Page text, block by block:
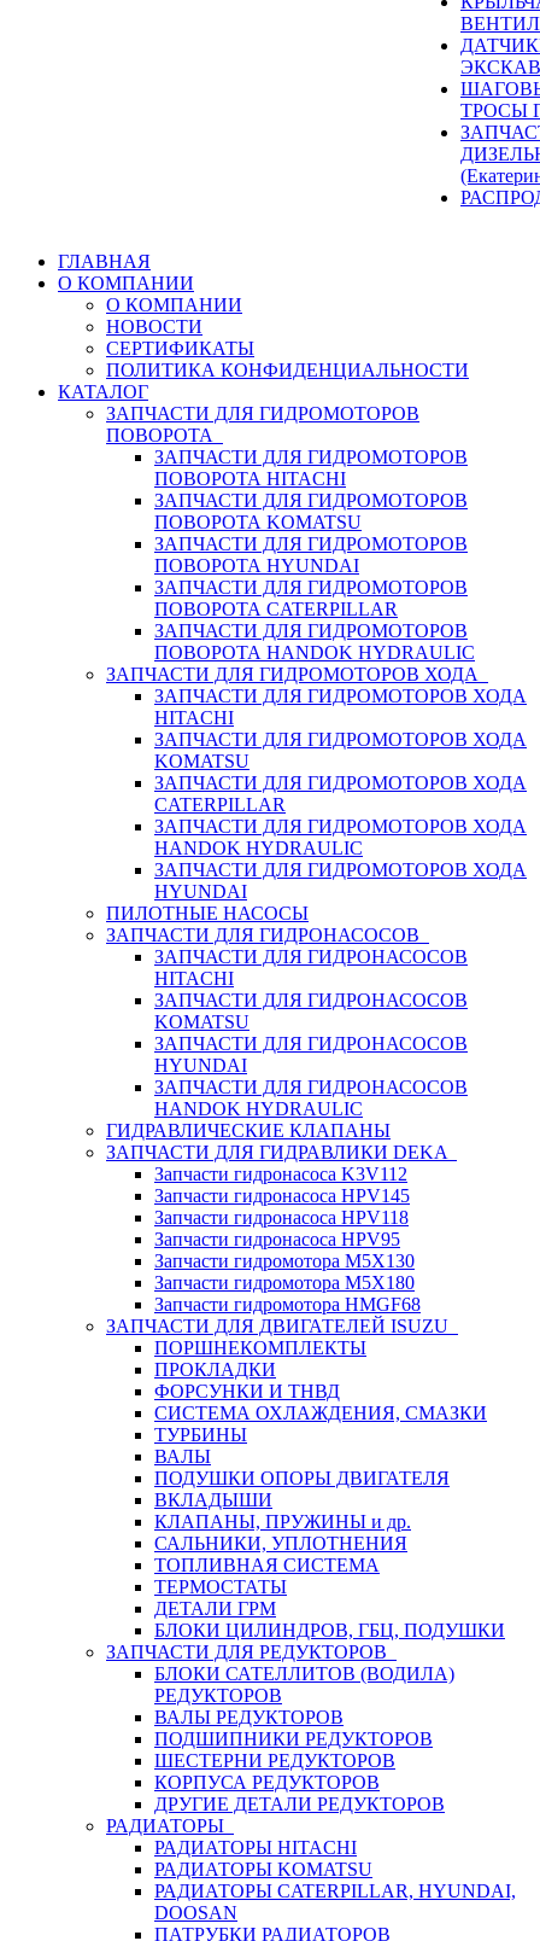
ТРОСЫ
ГЛАВНАЯ
О КОМПАНИИ
О КОМПАНИИ
НОВОСТИ
СЕРТИФИКАТЫ
ПОЛИТИКА КОНФИДЕНЦИАЛЬНОСТИ
КАТАЛОГ
ЗАПЧАСТИ ДЛЯ ГИДРОМОТОРОВ
ПОВОРОТА
ЗАПЧАСТИ ДЛЯ ГИДРОМОТОРОВ
ПОВОРОТА HITACHI
ЗАПЧАСТИ ДЛЯ ГИДРОМОТОРОВ
ПОВОРОТА KOMATSU
ЗАПЧАСТИ ДЛЯ ГИДРОМОТОРОВ
ПОВОРОТА HYUNDAI
ЗАПЧАСТИ ДЛЯ ГИДРОМОТОРОВ
ПОВОРОТА CATERPILLAR
ЗАПЧАСТИ ДЛЯ ГИДРОМОТОРОВ
ПОВОРОТА HANDOK HYDRAULIC
ЗАПЧАСТИ ДЛЯ ГИДРОМОТОРОВ ХОДА
ЗАПЧАСТИ ДЛЯ ГИДРОМОТОРОВ ХОДА
HITACHI
ЗАПЧАСТИ ДЛЯ ГИДРОМОТОРОВ ХОДА
KOMATSU
ЗАПЧАСТИ ДЛЯ ГИДРОМОТОРОВ ХОДА
CATERPILLAR
ЗАПЧАСТИ ДЛЯ ГИДРОМОТОРОВ ХОДА
HANDOK HYDRAULIC
ЗАПЧАСТИ ДЛЯ ГИДРОМОТОРОВ ХОДА
HYUNDAI
ПИЛОТНЫЕ НАСОСЫ
ЗАПЧАСТИ ДЛЯ ГИДРОНАСОСОВ
ЗАПЧАСТИ ДЛЯ ГИДРОНАСОСОВ
HITACHI
ЗАПЧАСТИ ДЛЯ ГИДРОНАСОСОВ
KOMATSU
ЗАПЧАСТИ ДЛЯ ГИДРОНАСОСОВ
HYUNDAI
ЗАПЧАСТИ ДЛЯ ГИДРОНАСОСОВ
HANDOK HYDRAULIC
ГИДРАВЛИЧЕСКИЕ КЛАПАНЫ
ЗАПЧАСТИ ДЛЯ ГИДРАВЛИКИ DEKA
Запчасти гидронасоса K3V112
Запчасти гидронасоса HPV145
Запчасти гидронасоса HPV118
Запчасти гидронасоса HPV95
Запчасти гидромотора M5X130
Запчасти гидромотора M5X180
Запчасти гидромотора HMGF68
ЗАПЧАСТИ ДЛЯ ДВИГАТЕЛЕЙ ISUZU
ПОРШНЕКОМПЛЕКТЫ
ПРОКЛАДКИ
ФОРСУНКИ И ТНВД
СИСТЕМА ОХЛАЖДЕНИЯ, СМАЗКИ
ТУРБИНЫ
ВАЛЫ
ПОДУШКИ ОПОРЫ ДВИГАТЕЛЯ
ВКЛАДЫШИ
КЛАПАНЫ, ПРУЖИНЫ и др.
САЛЬНИКИ, УПЛОТНЕНИЯ
ТОПЛИВНАЯ СИСТЕМА
ТЕРМОСТАТЫ
ДЕТАЛИ ГРМ
БЛОКИ ЦИЛИНДРОВ, ГБЦ, ПОДУШКИ
ЗАПЧАСТИ ДЛЯ РЕДУКТОРОВ
БЛОКИ САТЕЛЛИТОВ (ВОДИЛА)
РЕДУКТОРОВ
ВАЛЫ РЕДУКТОРОВ
ПОДШИПНИКИ РЕДУКТОРОВ
ШЕСТЕРНИ РЕДУКТОРОВ
КОРПУСА РЕДУКТОРОВ
ДРУГИЕ ДЕТАЛИ РЕДУКТОРОВ
РАДИАТОРЫ
РАДИАТОРЫ HITACHI
РАДИАТОРЫ KOMATSU
РАДИАТОРЫ CATERPILLAR, HYUNDAI,
DOOSAN
ПАТРУБКИ РАДИАТОРОВ